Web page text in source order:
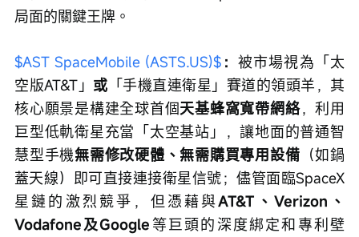
局面的關鍵王牌。
$AST SpaceMobile (ASTS.US)$ ： 被市場視為「太
空版AT&T」 或 「手機直連衛星」賽道的領頭羊，其
核心願景是構建全球首個天基蜂窩寬帶網絡，利用
巨型低軌衛星充當「太空基站」，讓地面的普通智
慧型手機無需修改硬體、無需購買專用設備 （如鍋
蓋天線）即可直接連接衛星信號；儘管面臨SpaceX
星鏈的激烈競爭，但憑藉與AT&T、Verizon、
Vodafone及Google 等巨頭的深度綁定和專利壁